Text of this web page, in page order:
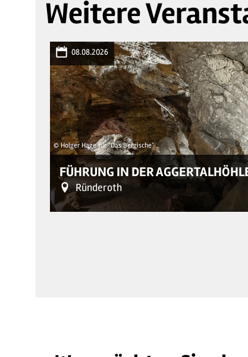
Weitere
08.08.2026
© Holger Hage für "Das Bergische"
FÜHRUNG IN DER
Ründeroth